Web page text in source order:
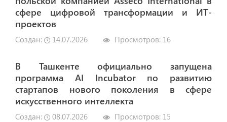
сфере цифровой трансформации и ИТ-
проектов
Создан: 14.07.2026 Просмотров: 16
В Ташкенте официально запущена
программа AI Incubator по развитию
стартапов нового поколения в сфере
искусственного интеллекта
Создан: 08.07.2026 Просмотров: 15